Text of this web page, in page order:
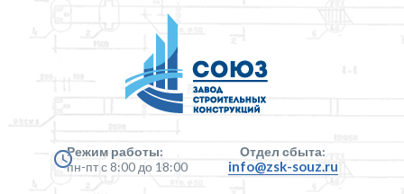
Режим работы:
пн-пт с 8:00 до 18:00
Отдел сбыта:
info@zsk-souz.ru